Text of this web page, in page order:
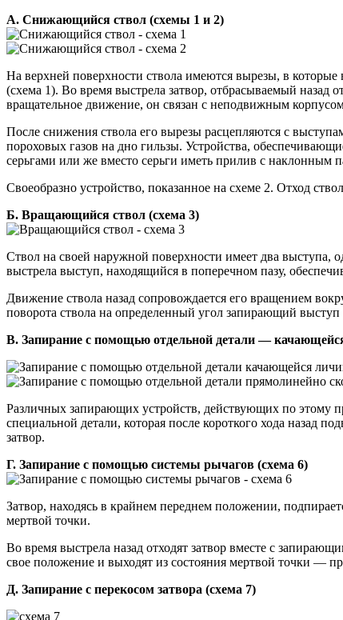
А. Снижающийся ствол (схемы 1 и 2)
На верхней поверхности ствола имеются вырезы, в которые
(схема 1). Во время выстрела затвор, отбрасываемый назад
вращательное движение, он связан с неподвижным
После снижения ствола его вырезы расцепляются с
пороховых газов на дно гильзы. Устройства,
серьгами или же вместо серьги иметь прилив с
Своеобразно устройство, показанное на схеме 2. Отход
Б. Вращающийся ствол (схема 3)
Ствол на своей наружной поверхности имеет два выступа,
выстрела выступ, находящийся в поперечном пазу,
Движение ствола назад сопровождается его вращением
поворота ствола на определенный угол запирающий выступ
В. Запирание с помощью отдельной детали —
Различных запирающих устройств, действующих по этому
специальной детали, которая после короткого хода назад
затвор.
Г. Запирание с помощью системы рычагов (схема 6)
Затвор, находясь в крайнем переднем положении,
мертвой точки.
Во время выстрела назад отходят затвор вместе с
свое положение и выходят из состояния мертвой точки —
Д. Запирание с перекосом затвора (схема 7)